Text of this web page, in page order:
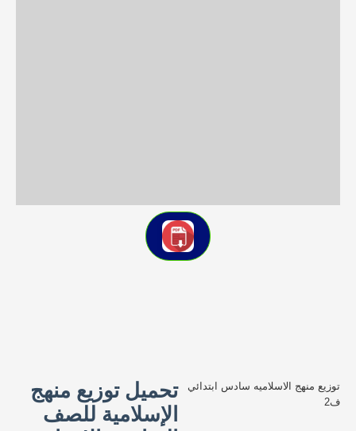
توزيع منهج الاسلاميه سادس ابتدائي
ف2
تحميل توزيع منهج
الإسلامية للصف